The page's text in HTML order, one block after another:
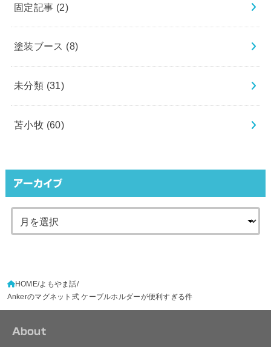
固定記事 (2)
塗装ブース (8)
未分類 (31)
苫小牧 (60)
アーカイブ
HOME よもやま話
Ankerのマグネット式 ケーブルホルダーが便利すぎる件
About